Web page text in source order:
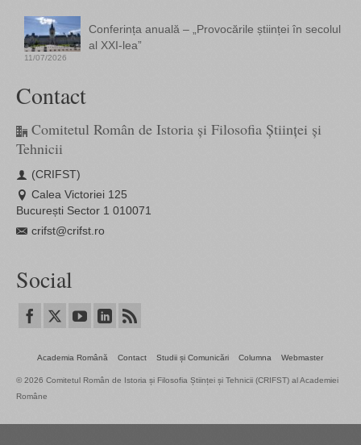
Conferința anuală – „Provocările științei în secolul
al XXI-lea”
11/07/2026
Contact
Comitetul Român de Istoria și Filosofia Științei și
Tehnicii
(CRIFST)
Calea Victoriei 125
București Sector 1 010071
crifst@crifst.ro
Social
Academia Română Contact Studii și Comunicări Columna Webmaster
© 2026 Comitetul Român de Istoria și Filosofia Științei și Tehnicii (CRIFST) al Academiei
Române